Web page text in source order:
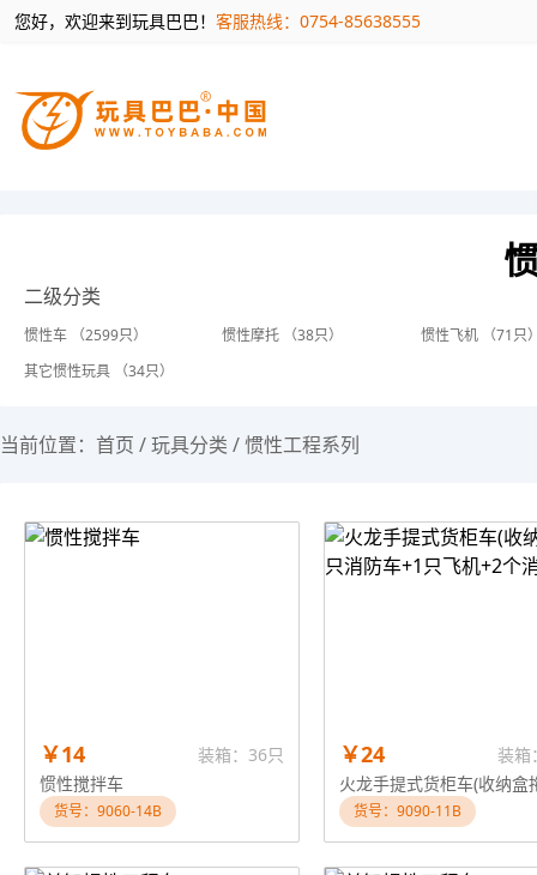
您好，欢迎来到玩具巴巴！ 客服热线：0754-85638555
二级分类
惯性车 （2599只） 惯性摩托 （38只）
惯性飞机 （71只
其它惯性玩具 （34只）
当前位置： 首页 /玩具分类 /惯性工程系列
￥14
装箱：36只
惯性搅拌车
货号：9060-14B
￥24 装箱
货号：9090-11B